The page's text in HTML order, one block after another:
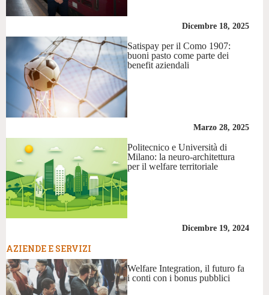
Dicembre 18, 2025
Satispay per il Como 1907:
buoni pasto come parte dei
benefit aziendali
Marzo 28, 2025
Politecnico e Università di
Milano: la neuro-architettura
per il welfare territoriale
Dicembre 19, 2024
AZIENDE E SERVIZI
Welfare Integration, il futuro fa
i conti con i bonus pubblici